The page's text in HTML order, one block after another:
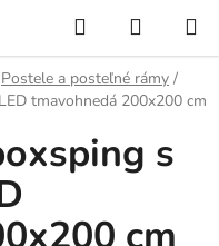
Hľadať
KOŠÍK
Postele a posteľné rámy /
tmavohnedá 200x200 cm
s